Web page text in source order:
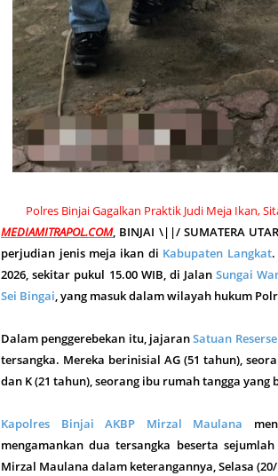
Polres Binjai Gagalkan Praktik Judi Meja Ikan,
MEDIAMITRAPOL.COM, BINJAI \||/ SUMATERA
perjudian jenis meja ikan di Kabupaten Langkat.
2026, sekitar pukul 15.00 WIB, di JalanSungai
Sei Bingai, yang masuk dalam wilayah hukum
Dalam penggerebekan itu, jajaranSatuan
tersangka. Mereka berinisial AG (51 tahun),
dan K (21 tahun), seorang ibu rumah tangga
Kapolres Binjai AKBP Mirzal Maulana
mengamankan dua tersangka beserta
Mirzal Maulana dalam keterangannya, Selasa (20/